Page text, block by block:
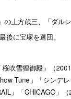
土方歳三、「ダル
に宝塚を退団。
吹雪狸御殿」（
Tune」「シン
」「CHICAGO」